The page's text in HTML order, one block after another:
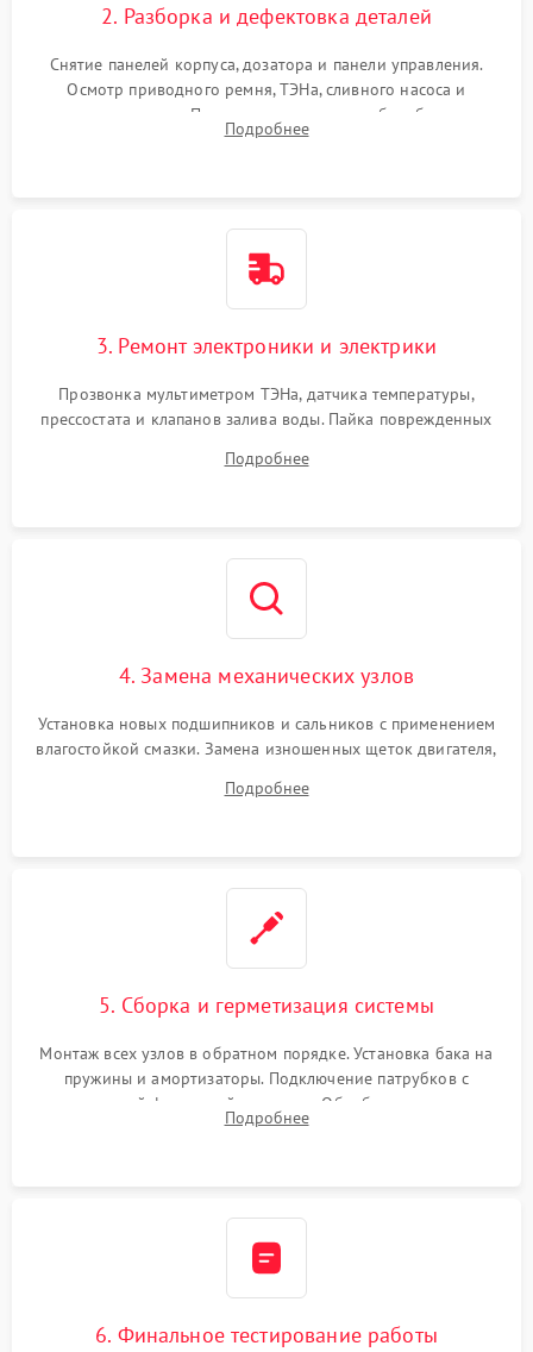
2. Разборка и дефектовка деталей
Снятие панелей корпуса, дозатора и панели управления.
Осмотр приводного ремня, ТЭНа, сливного насоса и
амортизаторов. Проверка подшипников барабана и
крестовины на износ, а манжеты люка на разрывы.
Подробнее
3. Ремонт электроники и электрики
Прозвонка мультиметром ТЭНа, датчика температуры,
прессостата и клапанов залива воды. Пайка поврежденных
Восстановление целостности проводки и контактов.
Подробнее
4. Замена механических узлов
Установка новых подшипников и сальников с применением
влагостойкой смазки. Замена изношенных щеток двигателя,
или поврежденной резиновой манжеты.
Подробнее
5. Сборка и герметизация системы
Монтаж всех узлов в обратном порядке. Установка бака на
пружины и амортизаторы. Подключение патрубков с
надежной фиксацией хомутами. Обработка стыков
герметиком для предотвращения возможных протечек воды.
Подробнее
6. Финальное тестирование работы